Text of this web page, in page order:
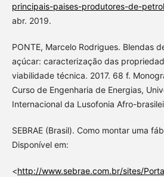
principais-paises-produtores-de-
abr. 2019.
PONTE, Marcelo Rodrigues. Blendas
açúcar: caracterização das
viabilidade técnica. 2017. 68 f.
Curso de Engenharia de Energias,
Internacional da Lusofonia Afro-
SEBRAE (Brasil). Como montar uma
Disponível em:
<http://www.sebrae.com.br/sites/